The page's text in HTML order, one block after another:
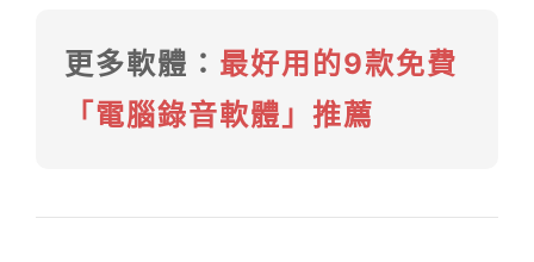
更多軟體： 最好用的9款免費
「電腦錄音軟體」推薦